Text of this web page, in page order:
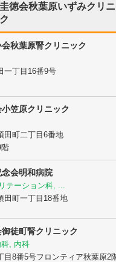
徳会秋葉原いずみクリ
秋葉原腎クリニック
一丁目16番9号
笠原クリニック
田町二丁目6番地
会明和病院
テーション科, ...
田町一丁目18番地
徒町腎クリニック
, 内科
目8番5号フロンティア秋葉原2